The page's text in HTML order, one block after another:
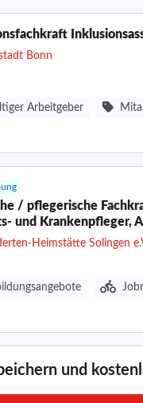
Bonn
Arbeitgeber
/ pflegerische
und Krankenpfleger,
Heimstätte Solingen
und